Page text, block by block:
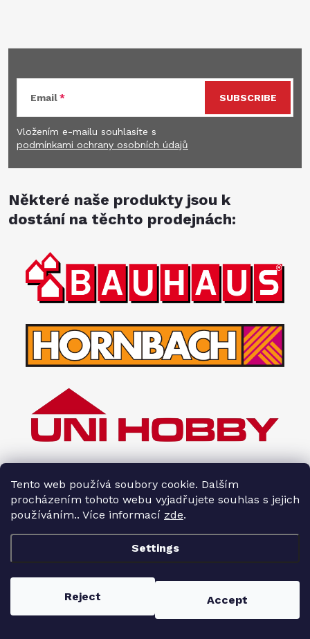
Tento web používá soubory cookie. Dalším
procházením tohoto webu vyjadřujete souhlas s jejich
používáním.. Více informací zde.
Settings
Reject Accept
Email
Vložením e-mailu souhlasíte s
podmínkami ochrany osobních údajů
SUBSCRIBE
Některé naše produkty jsou k
dostání na těchto prodejnách:
Interiéry HOPA. All rights reserved.